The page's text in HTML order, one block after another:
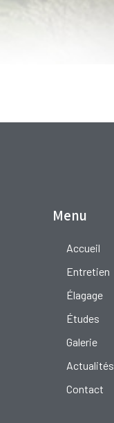
Menu
Accueil
Entretien
Élagage
Études
Galerie
Actualités
Contact